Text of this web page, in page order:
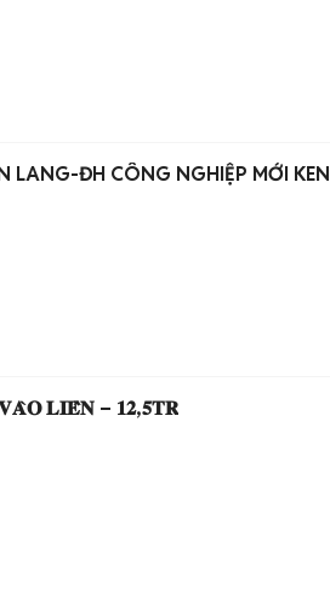
LANG-ĐH CÔNG NGHIỆP MỚI
𝐋𝐈𝐄̂̀𝐍 – 𝟏𝟐,𝟓𝐓𝐑